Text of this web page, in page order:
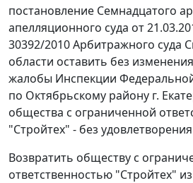
постановление Семнадцатого
апелляционного суда от
30392/2010 Арбитражного суда
области оставить без
жалобы Инспекции
по Октябрьскому району г.
общества с ограниченной
"Стройтех" - без
Возвратить обществу с
ответственностью "Стройтех"